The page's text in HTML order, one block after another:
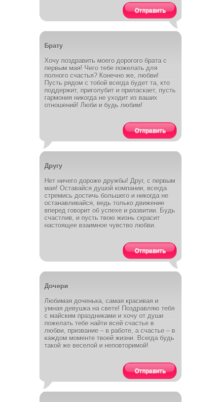
Отправить
Брату
Хочу поздравить моего дорогого брата с
первым мая! Чего тебе пожелать для
полного счастья? Конечно же, любви!
Пусть рядом с тобой всегда будет та, кто
поддержит, приголубит и приласкает, пусть
гармония никогда не уходит из ваших
отношений! Люби и будь любим!
Отправить
Другу
Нет ничего дороже дружбы! Друг, с первым
мая! Оставайся душой компании, всегда
стремись достичь большего и никогда не
останавливайся, ведь только движение
вперед говорит об успехе и развитии. Будь
счастлив, и пусть твою жизнь скрасит
настоящее взаимное чувство любви.
Отправить
Дочери
Любимая доченька, самая красивая и
умная девушка на свете! Поздравляю тебя
с майским праздниками и хочу от души
пожелать тебе найти всей счастье в
любви, призвание – в работе, а счастье – в
каждом моменте твоей жизни. Всегда будь
такой же веселой и неповторимой!
Отправить